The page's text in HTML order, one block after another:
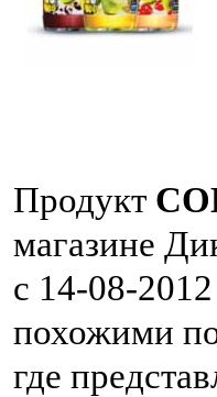
Продукт
магазине
с 14-08-
похожими
где